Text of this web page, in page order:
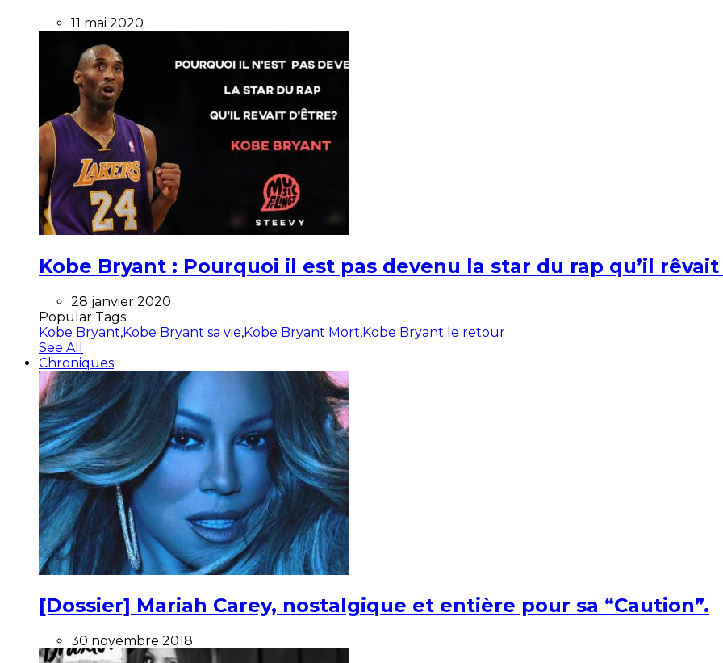
11 mai 2020
Kobe Bryant : Pourquoi il est pas devenu la star du rap qu’il rêvait
28 janvier 2020
Popular Tags:
Kobe Bryant,Kobe Bryant sa vie,Kobe Bryant Mort,Kobe Bryant le retour
See All
Chroniques
[Dossier] Mariah Carey, nostalgique et entière pour sa “Caution”.
30 novembre 2018